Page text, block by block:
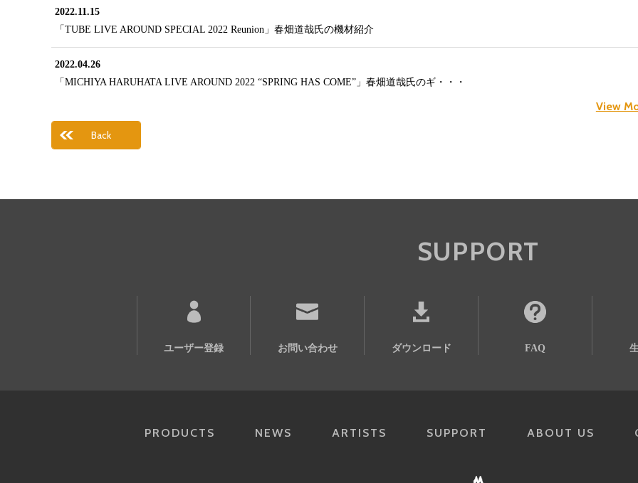
2022.11.15
「TUBE LIVE AROUND SPECIAL 2022 Reunion」春畑道哉氏の機材紹介
2022.04.26
「MICHIYA HARUHATA LIVE AROUND 2022 “SPRING HAS COME”」春畑道哉氏のギ・・・
View
Back
SUPPORT
ユーザー登録 お問い合わせ ダウンロード FAQ
PRODUCTS NEWS ARTISTS SUPPORT ABOUT US